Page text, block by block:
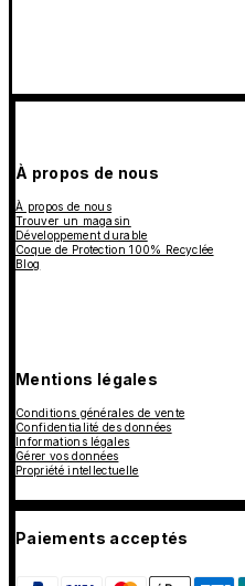
À propos de nous
À propos de nous
Trouver un magasin
Développement durable
Coque de Protection 100% Recyclée
Blog
Mentions légales
Conditions générales de vente
Confidentialité des données
Informations légales
Gérer vos données
Propriété intellectuelle
Paiements acceptés